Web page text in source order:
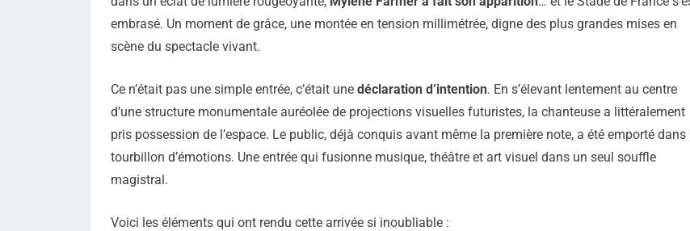
embrasé. Un moment de grâce, une montée en tension millimétrée, digne des plus grandes mises en
scène du spectacle vivant.
Ce n’était pas une simple entrée, c’était une déclaration d’intention. En s’élevant lentement au centre
d’une structure monumentale auréolée de projections visuelles futuristes, la chanteuse a littéralement
pris possession de l’espace. Le public, déjà conquis avant même la première note, a été emporté dans
tourbillon d’émotions. Une entrée qui fusionne musique, théâtre et art visuel dans un seul souffle
magistral.
Voici les éléments qui ont rendu cette arrivée si inoubliable :